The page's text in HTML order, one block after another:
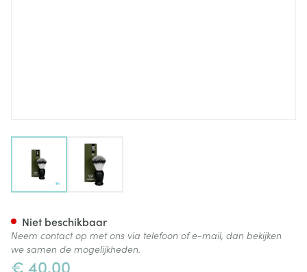
View larger imageView larger image
€ 40,00
Niet beschikbaar
Neem contact op met ons via telefoon of e-mail, dan bekijken
we samen de mogelijkheden.